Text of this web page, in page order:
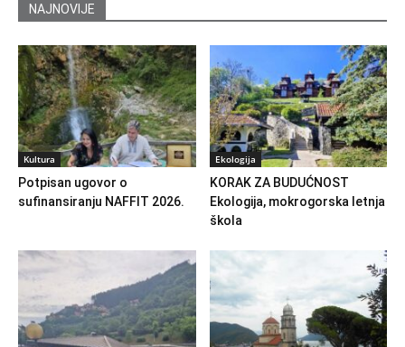
NAJNOVIJE
Kultura
Potpisan ugovor o
sufinansiranju NAFFIT 2026.
Ekologija
KORAK ZA BUDUĆNOST
Ekologija, mokrogorska letnja
škola